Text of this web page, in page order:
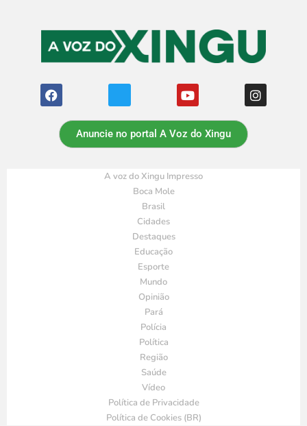
Anuncie no portal A Voz do Xingu
A voz do Xingu Impresso
Boca Mole
Brasil
Cidades
Destaques
Educação
Esporte
Mundo
Opinião
Pará
Polícia
Política
Região
Saúde
Vídeo
Política de Privacidade
Política de Cookies (BR)